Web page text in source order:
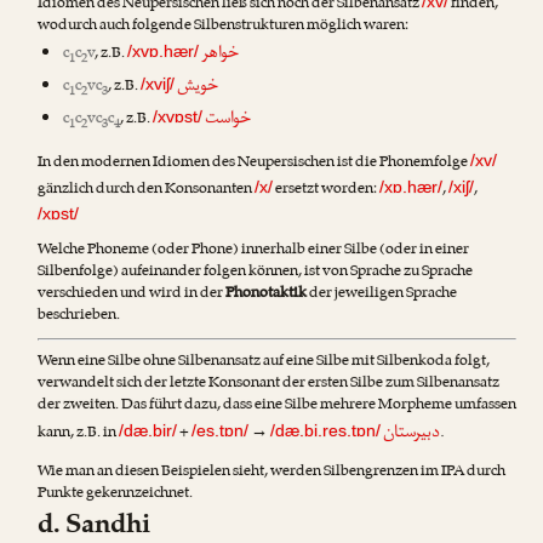
wodurch auch folgende Silbenstrukturen möglich waren:
c1c2v, z.B./xvɒ.hær/خواهر
c1c2vc3, z.B./xviʃ/خویش
c1c2vc3c4, z.B./xvɒst/خواست
In den modernen Idiomen des Neupersischen ist die Phonemfolge/xv/
gänzlich durch den Konsonanten/x/ersetzt worden:/xɒ.hær/,/xiʃ/,
/xɒst/
Welche Phoneme (oder Phone) innerhalb einer Silbe (oder in einer
Silbenfolge) aufeinander folgen können, ist von Sprache zu Sprache
verschieden und wird in derPhonotaktikder jeweiligen Sprache
beschrieben.
Wenn eine Silbe ohne Silbenansatz auf eine Silbe mit Silbenkoda folgt,
verwandelt sich der letzte Konsonant der ersten Silbe zum Silbenansatz
der zweiten. Das führt dazu, dass eine Silbe mehrere Morpheme umfassen
kann, z.B. in/dæ.bir/+/es.tɒn/→ /dæ.bi.res.tɒn/دبیرستان.
Wie man an diesen Beispielen sieht, werden Silbengrenzen im IPA durch
Punkte gekennzeichnet.
d. Sandhi